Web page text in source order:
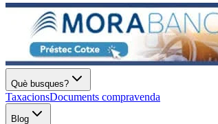
Què busques?
TaxacionsDocuments compravenda
Blog